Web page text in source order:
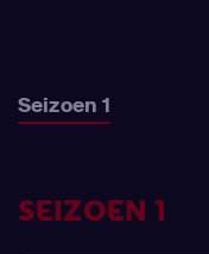
Seizoen 1
SEIZOEN 1